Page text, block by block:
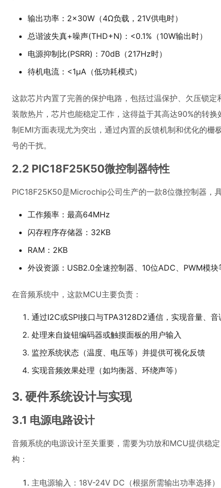
输出功率：2×30W（4Ω负载，21V供电时）
总谐波失真+噪声(THD+N)：<0.1%（10W输出时）
电源抑制比(PSRR)：70dB（217Hz时）
待机电流：<1μA（低功耗模式）
这款芯片内置了完善的保护电路，包括过温保护、欠压锁
装散热片，芯片也能稳定工作，这得益于其高达90%的转
制EMI方面表现尤为突出，通过内置的反馈机制和优化的栅
号的干扰。
2.2 PIC18F25K50微控制器特性
PIC18F25K50是Microchip公司生产的一款8位微控制器，
工作频率：最高64MHz
闪存程序存储器：32KB
RAM：2KB
外设资源：USB2.0全速控制器、10位ADC、PWM模块
在音频系统中，这款MCU主要负责：
通过I2C或SPI接口与TPA3128D2通信，实现音量、
处理来自旋钮编码器或触摸面板的用户输入
监控系统状态（温度、电压等）并提供可视化反馈
实现音频效果处理（如均衡器、环绕声等）
3. 硬件系统设计与实现
3.1 电源电路设计
音频系统的电源设计至关重要，需要为功放和MCU提供稳
构：
主电源输入：18V-24V DC（根据所需输出功率选择）